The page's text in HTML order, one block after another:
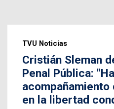
TVU Noticias
Cristián Sleman
Penal Pública:
acompañamiento
en la libertad